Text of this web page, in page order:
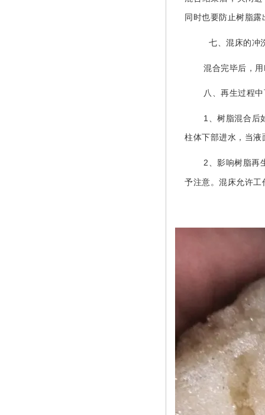
同时也要防止树脂
七、混床的冲
混合完毕后，用
八、再生过程
1 、树脂混合后
柱体下部进水，当
2 、影响树脂再
予注意。混床允许工